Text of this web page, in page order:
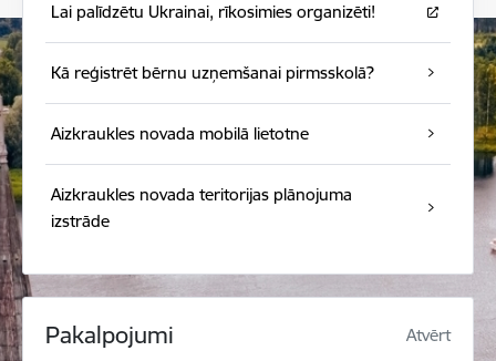
Lai palīdzētu Ukrainai, rīkosimies organizēti!
Kā reģistrēt bērnu uzņemšanai pirmsskolā?
Aizkraukles novada mobilā lietotne
Aizkraukles novada teritorijas plānojuma
izstrāde
Pakalpojumi Atvērt